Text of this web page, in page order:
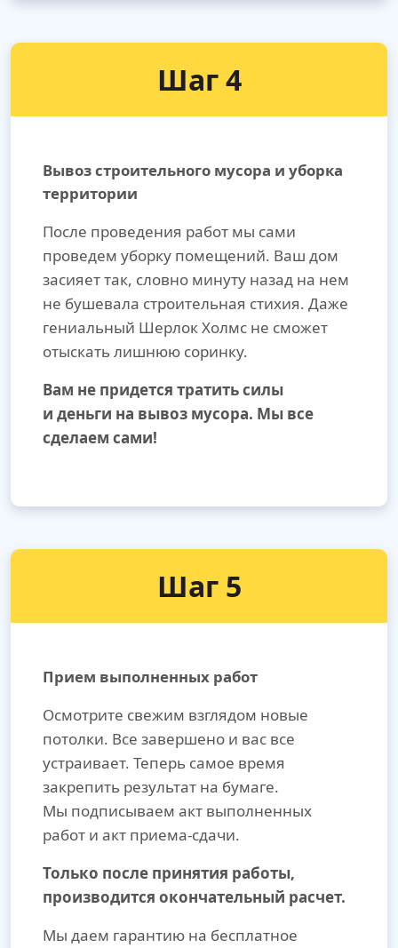
Шаг 4
Вывоз строительного мусора и уборка
территории
После проведения работ мы сами
проведем уборку помещений. Ваш дом
засияет так, словно минуту назад на нем
не бушевала строительная стихия. Даже
гениальный Шерлок Холмс не сможет
отыскать лишнюю соринку.
Вам не придется тратить силы
и деньги на вывоз мусора. Мы все
сделаем сами!
Шаг 5
Прием выполненных работ
Осмотрите свежим взглядом новые
потолки. Все завершено и вас все
устраивает. Теперь самое время
закрепить результат на бумаге.
Мы подписываем акт выполненных
работ и акт приема-сдачи.
Только после принятия работы,
производится окончательный расчет.
Мы даем гарантию на бесплатное